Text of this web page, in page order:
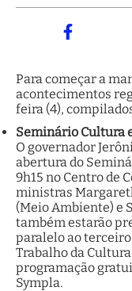
Para começar a
acontecimentos
feira (4),
Seminário Cultura
O governador
abertura do
9h15 no Centro de
ministras
(Meio Ambiente) e
também estarão
paralelo ao
Trabalho da
programação
Sympla.